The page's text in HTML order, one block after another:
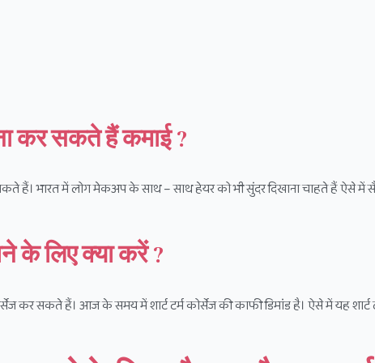
कर सकते हैं कमाई ?
हैं। भारत में लोग मेकअप के साथ – साथ हेयर को भी सुंदर दिखाना चाहते हैं ऐसे में
के लिए क्या करें ?
कर सकते हैं। आज के समय में शार्ट टर्म कोर्सेज की काफी डिमांड है। ऐसे में यह शार्ट